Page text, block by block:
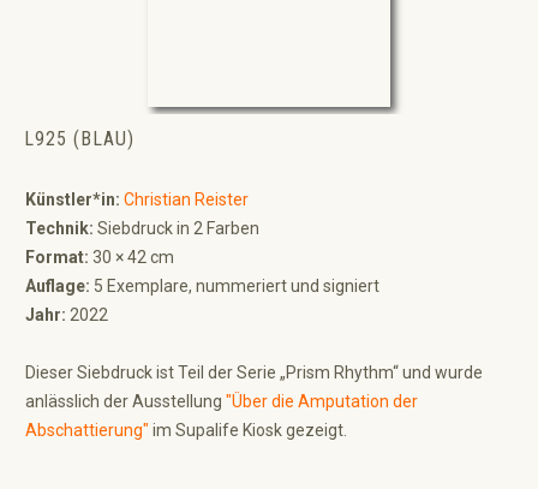
L925 (BLAU)
Künstler*in: Christian Reister
Technik: Siebdruck in 2 Farben
Format: 30 × 42 cm
Auflage: 5 Exemplare, nummeriert und signiert
Jahr: 2022
Dieser Siebdruck ist Teil der Serie „Prism Rhythm“ und wurde
anlässlich der Ausstellung "Über die Amputation der
Abschattierung" im Supalife Kiosk gezeigt.